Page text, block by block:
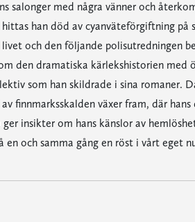
salonger med några vänner och
hittas han död av cyanväteförgiftning
livet och den följande polisutredningen
den dramatiska kärlekshistorien med
som han skildrade i sina romaner.
finnmarksskalden växer fram, där
ger insikter om hans känslor av
en och samma gång en röst i vårt eget